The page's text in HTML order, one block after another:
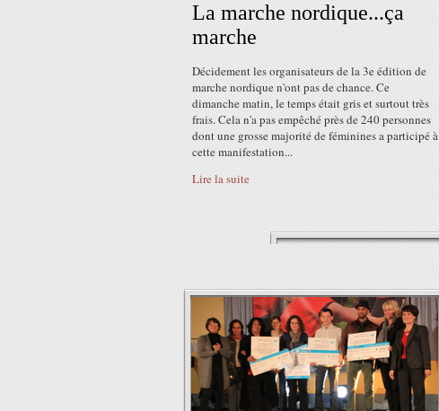
La marche nordique...ça
marche
Décidement les organisateurs de la 3e édition de
marche nordique n'ont pas de chance. Ce
dimanche matin, le temps était gris et surtout très
frais. Cela n'a pas empêché près de 240 personnes
dont une grosse majorité de féminines a participé à
cette manifestation...
Lire la suite